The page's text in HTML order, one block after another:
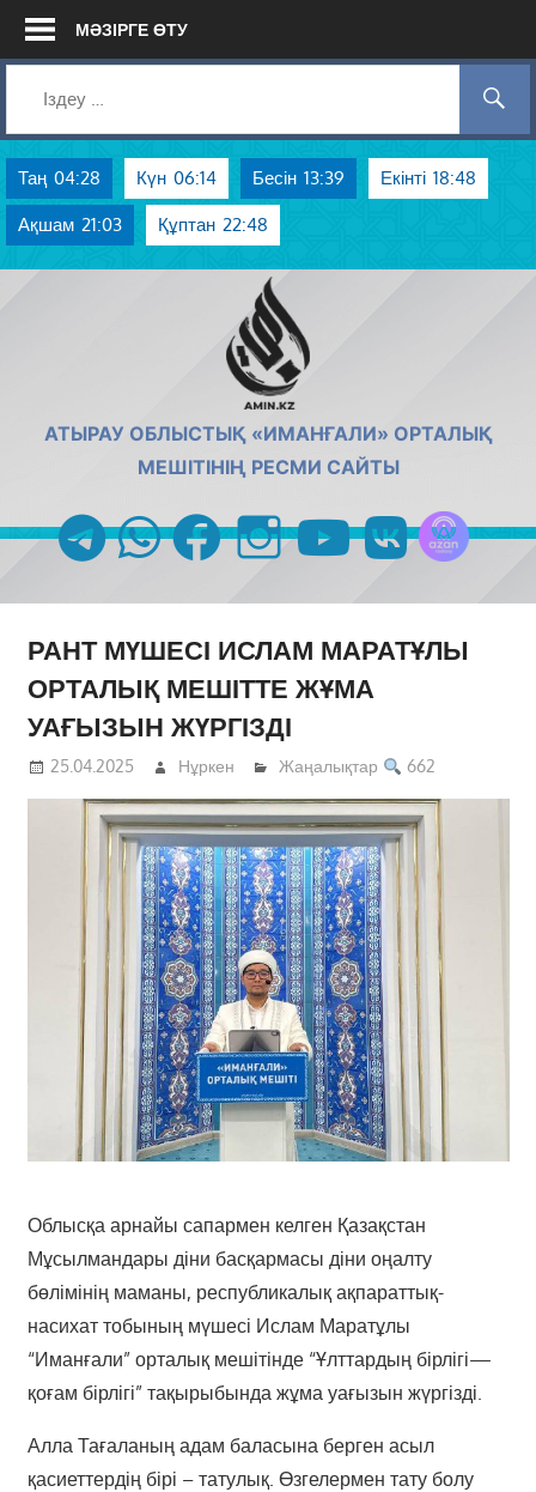
Skip
МӘЗІРГЕ ӨТУ
Таң 04:28 Күн 06:14 Бесін 13:39 Екінті 18:48
Ақшам 21:03 Құптан 22:48
АТЫРАУ ОБЛЫСТЫҚ «ИМАНҒАЛИ» ОРТАЛЫҚ
МЕШІТІНІҢ РЕСМИ САЙТЫ
telegramwhatsappfacebookinstagramyoutubevk
РАНТ МҮШЕСІ ИСЛАМ МАРАТҰЛЫ
ОРТАЛЫҚ МЕШІТТЕ ЖҰМА
УАҒЫЗЫН ЖҮРГІЗДІ
25.04.2025 Нұркен Жаңалықтар 662
Облысқа арнайы сапармен келген Қазақстан
Мұсылмандары діни басқармасы діни оңалту
бөлімінің маманы, республикалық ақпараттық-
насихат тобының мүшесі Ислам Маратұлы
“Иманғали” орталық мешітінде “Ұлттардың бірлігі—
қоғам бірлігі” тақырыбында жұма уағызын жүргізді.
Алла Тағаланың адам баласына берген асыл
қасиеттердің бірі – татулық. Өзгелермен тату болу